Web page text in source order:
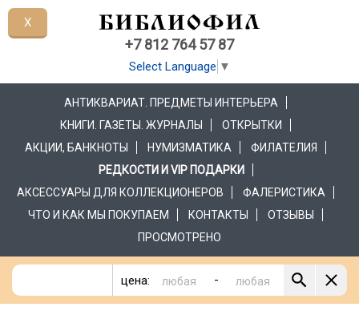
+7 812 764 57 87
Select Language ▼
АНТИКВАРИАТ. ПРЕДМЕТЫ ИНТЕРЬЕРА
КНИГИ. ГАЗЕТЫ. ЖУРНАЛЫ
ОТКРЫТКИ
АКЦИИ, БАНКНОТЫ
НУМИЗМАТИКА
ФИЛАТЕЛИЯ
РЕДКОСТИ И VIP ПОДАРКИ
АКСЕССУАРЫ ДЛЯ КОЛЛЕКЦИОНЕРОВ
ФАЛЕРИСТИКА
ЧТО И КАК МЫ ПОКУПАЕМ
КОНТАКТЫ
ОТЗЫВЫ
ПРОСМОТРЕНО
цена: -
X